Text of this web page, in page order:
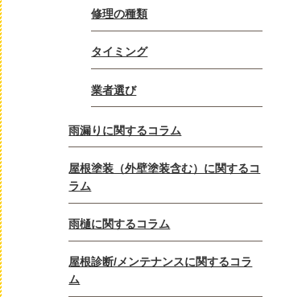
修理の種類
タイミング
業者選び
雨漏りに関するコラム
屋根塗装（外壁塗装含む）に関するコ
ラム
雨樋に関するコラム
屋根診断/メンテナンスに関するコラ
ム